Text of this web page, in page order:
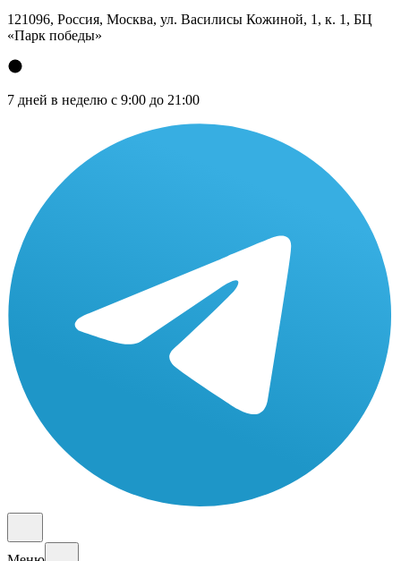
121096, Россия, Москва, ул. Василисы Кожиной, 1, к. 1, БЦ
«Парк победы»
7 дней в неделю с 9:00 до 21:00